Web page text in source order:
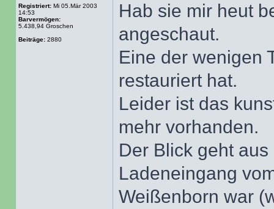
Registriert: Mi 05.Mär 2003
14:53
Barvermögen:
5.438,94 Groschen
Beiträge: 2880
Hab sie mir heut
angeschaut.
Eine der wenigen
restauriert hat.
Leider ist das
mehr vorhanden.
Der Blick geht
Ladeneingang
Weißenborn war